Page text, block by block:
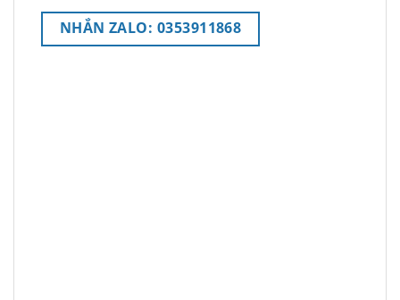
NHẮN ZALO: 0353911868